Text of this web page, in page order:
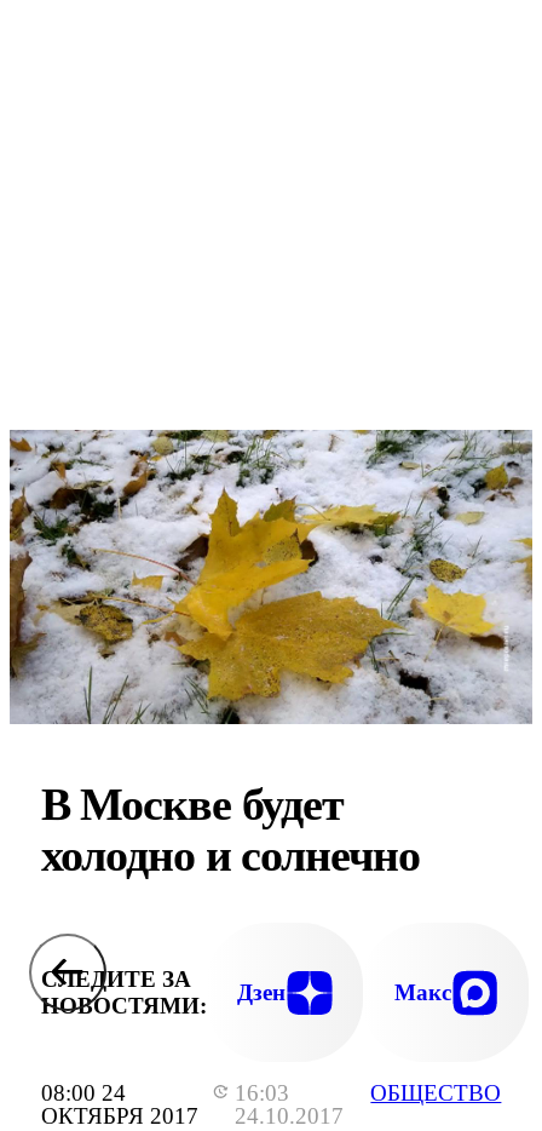
08:00 24
ОКТЯБРЯ 2017
16:03
24.10.2017
ОБЩЕСТВО
В Москве будет
холодно и солнечно
СЛЕДИТЕ ЗА
НОВОСТЯМИ:
Дзен Макс